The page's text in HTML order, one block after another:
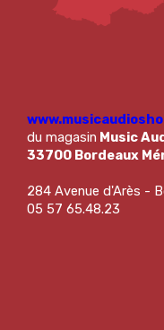
du magasin Music
33700 Bordeaux
284 Avenue d'Arès -
05 57 65.48.23